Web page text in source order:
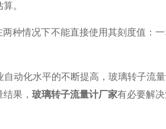
。
两种情况下不能直接使用其刻度值：
化水平的不断提高，玻璃转子流量
果， 玻璃转子流量计厂家有必要解决